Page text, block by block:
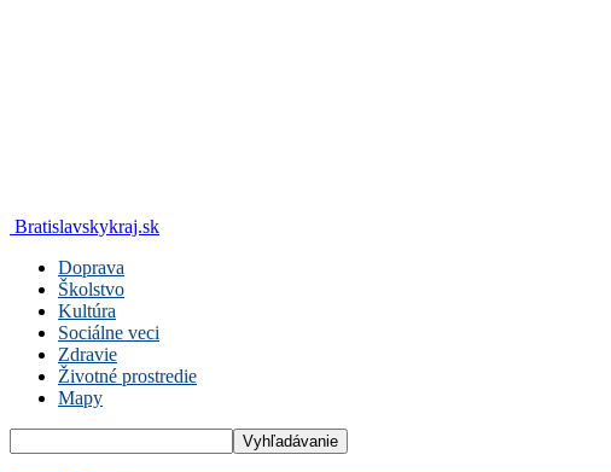
Bratislavskykraj.sk
Doprava
Školstvo
Kultúra
Sociálne veci
Zdravie
Životné prostredie
Mapy